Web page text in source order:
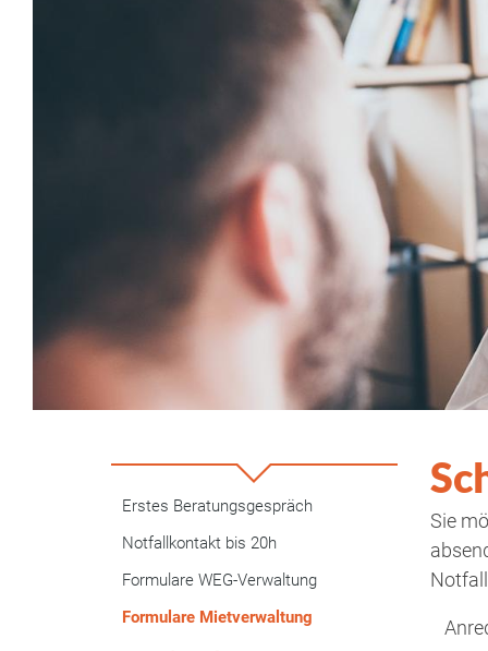
Erstes Beratungsgespräch
Notfallkontakt bis 20h
Formulare WEG-Verwaltung
Formulare Mietverwaltung
Sie